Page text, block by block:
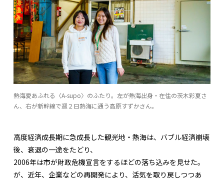
熱海愛あふれる〈A-supo〉のふたり。左が熱海出身・在住の茨木彩夏さ
ん、右が新幹線で週２日熱海に通う高原すずかさん。
高度経済成長期に急成長した観光地・熱海は、バブル経済崩壊
後、衰退の一途をたどり、
2006年は市が財政危機宣言をするほどの落ち込みを見せた。
が、近年、企業などの再開発により、活気を取り戻しつつあ